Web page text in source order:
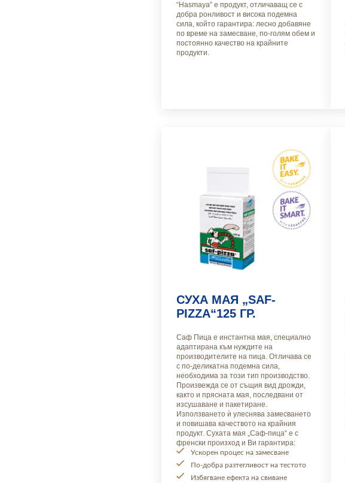
“Hasmaya” е продукт, oтличаващ се с
добра ронливост и висока подемна
сила, който гарантира: лесно добавяне
по време на замесване, по-голям обем и
постоянно качество на крайните
продукти.
СУХА МАЯ „SAF-
PIZZA“125 ГР.
Саф Пица е инстантна мая, специално
адаптирана към нуждите на
производителите на пица. Отличава се
с по-деликатна подемна сила,
необходима за този тип производство.
Произвежда се от същия вид дрожди,
както и прясната мая, последвани от
изсушаване и пакетиране.
Използването ѝ улеснява замесването
и повишава качеството на крайния
продукт. Сухата мая „Саф-пица“ е с
френски произход и Ви гарантира:
Ускорен процес на замесване
По-добра разтегливост на тестото
Избягване ефекта на свиване